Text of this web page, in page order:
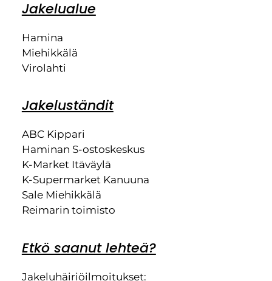
Jakelualue
Hamina
Miehikkälä
Virolahti
Jakeluständit
ABC Kippari
Haminan S-ostoskeskus
K-Market Itäväylä
K-Supermarket Kanuuna
Sale Miehikkälä
Reimarin toimisto
Etkö saanut lehteä?
Jakeluhäiriöilmoitukset: